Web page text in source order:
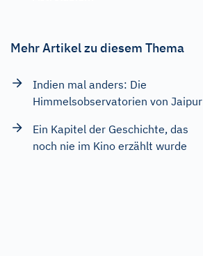
Mehr Artikel zu diesem Thema
Indien mal anders: Die
Himmelsobservatorien von Jaipur
Ein Kapitel der Geschichte, das
noch nie im Kino erzählt wurde